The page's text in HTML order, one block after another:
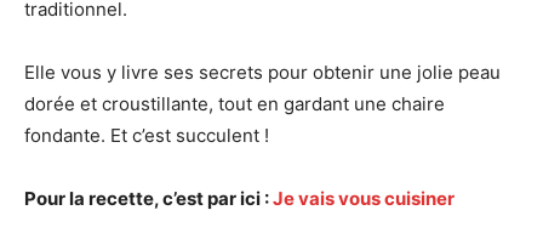
traditionnel.
Elle vous y livre ses secrets pour obtenir une jolie peau
dorée et croustillante, tout en gardant une chaire
fondante. Et c’est succulent !
Pour la recette, c’est par ici :Je vais vous cuisiner